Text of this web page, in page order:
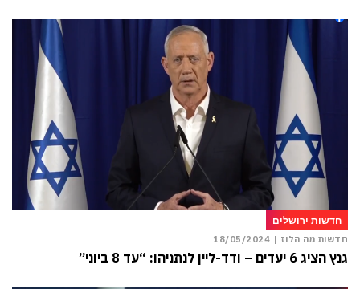
חדשות ירושלים
חדשות מה הלוז | 18/05/2024
גנץ הציג 6 יעדים – ודד-ליין לנתניהו: “עד 8 ביוני”